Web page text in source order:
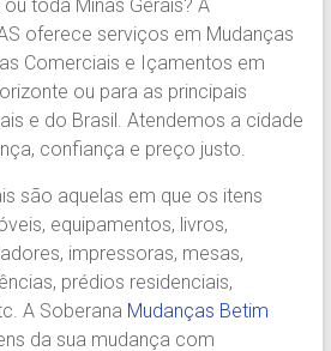
toda Minas Gerais? A
oferece serviços em Mudanças
Comerciais e Içamentos em
ou para as principais
e do Brasil. Atendemos a cidade
confiança e preço justo.
são aquelas em que os itens
equipamentos, livros,
impressoras, mesas,
prédios residenciais,
A Soberana Mudanças Betim
da sua mudança com